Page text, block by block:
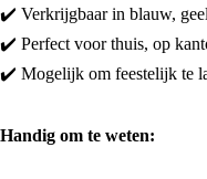
✔️ Verkrijgbaar in blauw,
✔️ Perfect voor thuis, op
✔️ Mogelijk om feestelijk te
Handig om te weten: